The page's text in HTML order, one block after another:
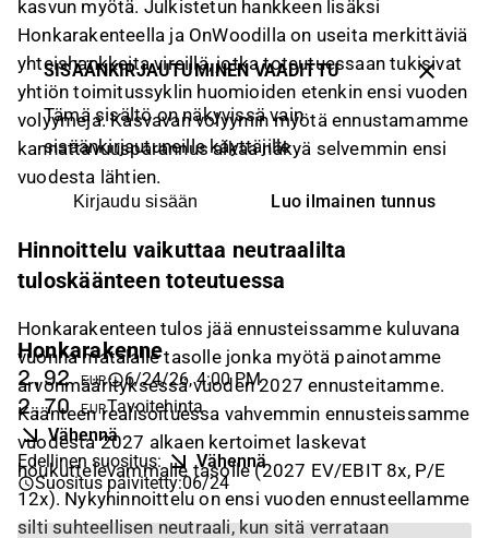
kasvun myötä. Julkistetun hankkeen lisäksi
Honkarakenteella ja OnWoodilla on useita merkittäviä
yhteishankkeita vireillä, jotka toteutuessaan tukisivat
yhtiön toimitussyklin huomioiden etenkin ensi vuoden
volyymeja. Kasvavan volyymin myötä ennustamamme
kannattavuusparannus alkaa näkyä selvemmin ensi
vuodesta lähtien.
Hinnoittelu vaikuttaa neutraalilta
tuloskäänteen toteutuessa
Honkarakenteen tulos jää ennusteissamme kuluvana
vuonna matalalle tasolle jonka myötä painotamme
arvonmäärityksessä vuoden 2027 ennusteitamme.
Käänteen realisoituessa vahvemmin ennusteissamme
vuodesta 2027 alkaen kertoimet laskevat
houkuttelevammalle tasolle (2027 EV/EBIT 8x, P/E
12x). Nykyhinnoittelu on ensi vuoden ennusteellamme
silti suhteellisen neutraali, kun sitä verrataan
SISÄÄNKIRJAUTUMINEN VAADITTU
Tämä sisältö on näkyvissä vain
sisäänkirjautuneille käyttäjille
Kirjaudu sisään Luo ilmainen tunnus
Honkarakenne
2,92 EUR 6/24/26, 4:00 PM
2,70 EURTavoitehinta
Vähennä
Edellinen suositus:
Vähennä
Suositus päivitetty:06/24